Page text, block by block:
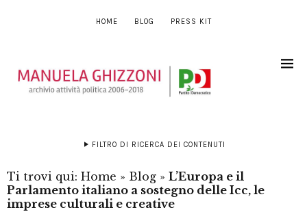
HOME BLOG PRESS KIT
FILTRO DI RICERCA DEI CONTENUTI
Ti trovi qui: Home » Blog » L’Europa e il
Parlamento italiano a sostegno delle Icc, le
imprese culturali e creative